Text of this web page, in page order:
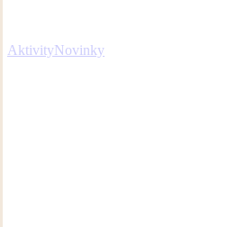
AktivityNovinky